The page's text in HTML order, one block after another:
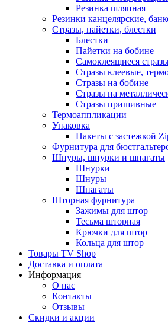
Резинка шляпная
Резинки канцелярские,
Стразы, пайетки, блестки
Блестки
Пайетки на бобине
Самоклеящиеся
Стразы клеевые,
Стразы на бобине
Стразы на
Стразы пришивные
Термоаппликации
Упаковка
Пакеты с застежкой
Фурнитура для
Шнуры, шнурки и шпагаты
Шнурки
Шнуры
Шпагаты
Шторная фурнитура
Зажимы для штор
Тесьма шторная
Крючки для штор
Кольца для штор
Товары TV Shop
Доставка и оплата
Информация
О нас
Контакты
Отзывы
Скидки и акции